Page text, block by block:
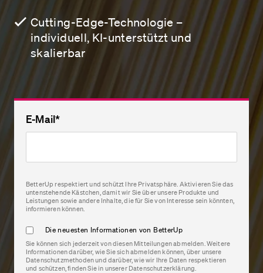
Cutting-Edge-Technologie –
individuell, KI-unterstützt und
skalierbar
E-Mail*
BetterUp respektiert und schützt Ihre Privatsphäre. Aktivieren Sie das
untenstehende Kästchen, damit wir Sie über unsere Produkte und
Leistungen sowie andere Inhalte, die für Sie von Interesse sein könnten,
informieren können.
Die neuesten Informationen von BetterUp
Sie können sich jederzeit von diesen Mitteilungen abmelden. Weitere
Informationen darüber, wie Sie sich abmelden können, über unsere
Datenschutzmethoden und darüber, wie wir Ihre Daten respektieren
und schützen, finden Sie in unserer Datenschutzerklärung.